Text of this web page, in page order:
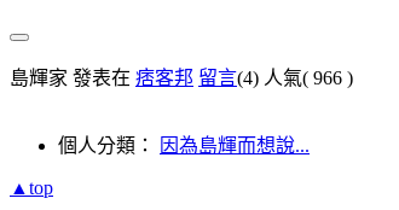
島輝家 發表在 痞客邦 留言(4) 人氣( 966 )
個人分類： 因為島輝而想說...
▲top